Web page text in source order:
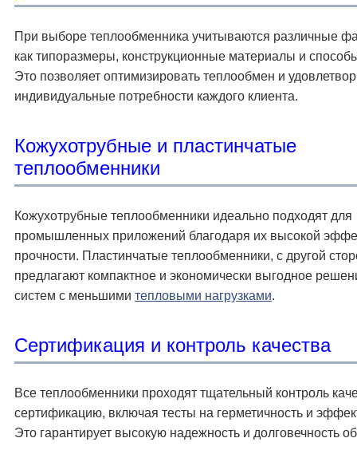
При выборе теплообменника учитываются различные
как типоразмеры, конструкционные материалы и
Это позволяет оптимизировать теплообмен и
индивидуальные потребности каждого клиента.
Кожухотрубные и пластинчатые
теплообменники
Кожухотрубные теплообменники идеально подходят для
промышленных приложений благодаря их высокой
прочности. Пластинчатые теплообменники, с другой
предлагают компактное и экономически выгодное
систем с меньшими тепловыми нагрузками.
Сертификация и контроль качества
Все теплообменники проходят тщательный контроль
сертификацию, включая тесты на герметичность и
Это гарантирует высокую надежность и долговечность